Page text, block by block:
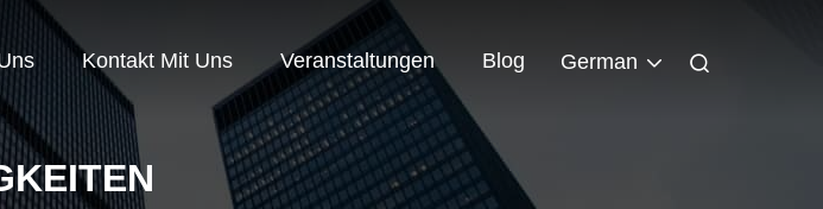
Kontakt Mit Uns Veranstaltungen Blog German